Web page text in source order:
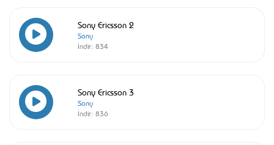
Sony Ericsson 2
Sony
İndir: 834
Sony Ericsson 3
Sony
İndir: 836